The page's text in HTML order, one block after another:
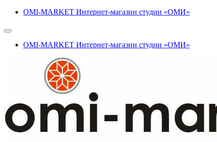
OMI-MARKET Интернет-магазин студии «ОМИ»
OMI-MARKET Интернет-магазин студии «ОМИ»